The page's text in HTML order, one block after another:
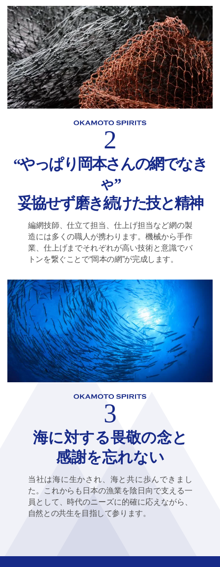
2
“やっぱり岡本さんの網でなき
ゃ”
妥協せず磨き続けた技と精神
編網技師、仕立て担当、仕上げ担当など網の製
造には多くの職人が携わります。機械から手作
業、仕上げまでそれぞれが高い技術と意識でバ
トンを繋ぐことで“岡本の網”が完成します。
3
海に対する畏敬の念と
感謝を忘れない
当社は海に生かされ、海と共に歩んできまし
た。これからも日本の漁業を陰日向で支える一
員として、時代のニーズに的確に応えながら、
自然との共生を目指して参ります。